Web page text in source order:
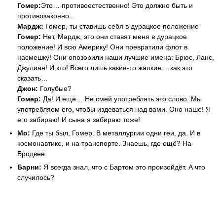
Гомер:Это… противоестественно! Это должно быть и
противозаконно…
Мардж: Гомер, ты ставишь себя в дурацкое положение
Гомер: Нет, Мардж, это они ставят меня в дурацкое
положение! И всю Америку! Они превратили флот в
насмешку! Они опозорили наши лучшие имена: Брюс, Ланс,
Джулиан! И кто! Всего лишь какие-то жалкие… как это
сказать…
Джон: Голубые?
Гомер: Да! И ещё… Не смей употреблять это слово. Мы
употребляем его, чтобы издеваться над вами. Оно наше! Я
его забираю! И сына я забираю тоже!
Мо: Где ты был, Гомер. В металлургии одни геи, да. И в
космонавтике, и на транспорте. Знаешь, где ещё? На
Бродвее.
Барни: Я всегда знал, что с Бартом это произойдёт. А что
случилось?